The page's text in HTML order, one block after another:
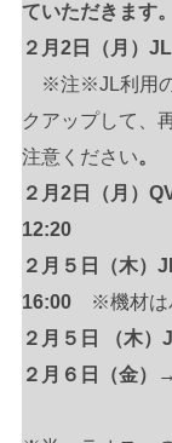
ていただきます。
２月2日（月）
※注※JL利用の
クアップして、
注意ください。
２月2日（月）
12:20
２月５日（木）
16:00※機材は
２月５日 （木
２月６日（金）